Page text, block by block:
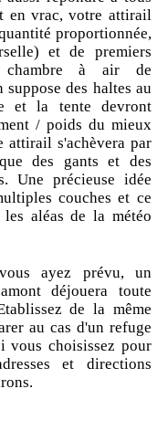
en vrac, votre attirail
proportionnée,
et de premiers
chambre à air de
des haltes au
et la tente devront
/ poids du mieux
attirail s'achèvera par
des gants et des
Une précieuse idée
couches et ce
aléas de la météo
ayez prévu, un
déjouera toute
de la même
au cas d'un refuge
vous choisissez pour
et directions